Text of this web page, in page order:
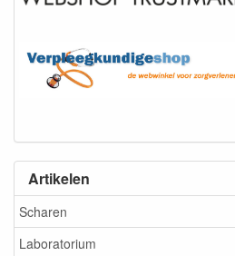
Artikelen
Scharen
Laboratorium